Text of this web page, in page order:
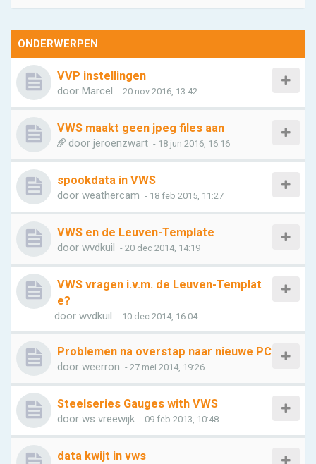
ONDERWERPEN
VVP instellingen
door Marcel - 20 nov 2016, 13:42
VWS maakt geen jpeg files aan
door jeroenzwart - 18 jun 2016, 16:16
spookdata in VWS
door weathercam - 18 feb 2015, 11:27
VWS en de Leuven-Template
door wvdkuil - 20 dec 2014, 14:19
VWS vragen i.v.m. de Leuven-Templat
e?
door wvdkuil - 10 dec 2014, 16:04
Problemen na overstap naar nieuwe PC
door weerron - 27 mei 2014, 19:26
Steelseries Gauges with VWS
door ws vreewijk - 09 feb 2013, 10:48
data kwijt in vws